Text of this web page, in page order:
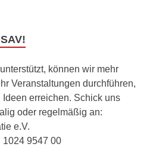
können wir mehr
Veranstaltungen durchführen,
erreichen. Schick uns
oder regelmäßig an:
e.V.
1024 9547 00